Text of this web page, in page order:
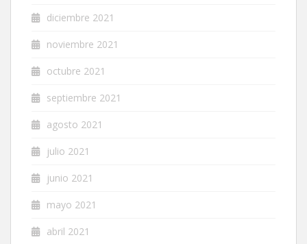
diciembre 2021
noviembre 2021
octubre 2021
septiembre 2021
agosto 2021
julio 2021
junio 2021
mayo 2021
abril 2021